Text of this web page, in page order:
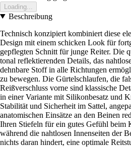
Loading...
Beschreibung
Technisch konzipiert kombiniert diese
Design mit einem schicken Look für
gepflegten Schnitt für junge Reiter. Die
tonal reflektierenden Details, das
dehnbare Stoff in alle Richtungen
zu bewegen. Die Gürtelschlaufen, die
Reißverschluss vorne sind klassische
in einer Variante mit Silikonbesatz und
Stabilität und Sicherheit im Sattel,
anatomischen Einsätze an den Beinen
Ihren Stiefeln für ein gutes Gefühl beim
während die nahtlosen Innenseiten der
nichts daran hindert, eine optimale